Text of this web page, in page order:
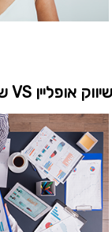
שיווק אופליין VS שיווק דיגיטלי